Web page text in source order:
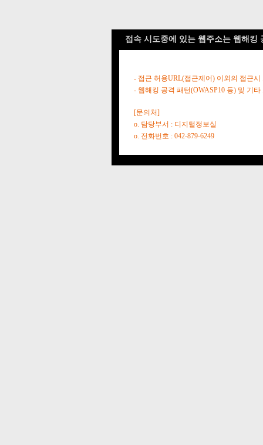
접속 시도중에 있는 웹주소는 웹해킹
- 접근 허용URL(접근제어) 이외의 접근시
- 웹해킹 공격 패턴(OWASP10 등) 및 기
[문의처]
o. 담당부서 : 디지털정보실
o. 전화번호 : 042-879-6249